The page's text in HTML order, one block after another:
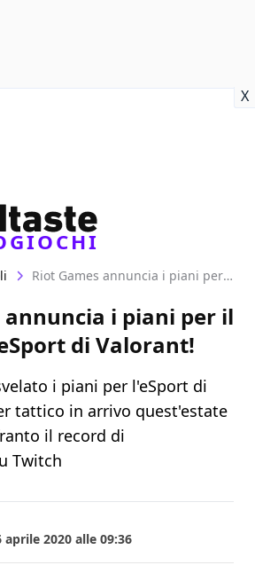
X
Riot Games annuncia i piani per il panorama eSport di Valorant!
annuncia i piani per il
di Valorant!
i piani per l'eSport di
tattico in arrivo quest'estate
il record di
Twitch
aprile 2020 alle 09:36